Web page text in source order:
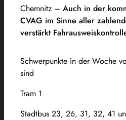
Chemnitz – Auch in der
CVAG im Sinne aller
verstärkt
Schwerpunkte in der Woche
sind
Tram 1
Stadtbus 23, 26, 31, 32, 41